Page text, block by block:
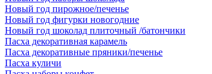
Новый год пирожное/печенье
Новый год фигурки новогодние
Новый год шоколад плиточный /батончики
Пасха декоративная карамель
Пасха декоративные пряники/печенье
Пасха куличи